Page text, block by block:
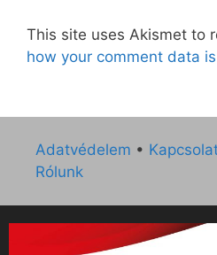
This site uses Akismet to
how your comment data
Adatvédelem •
Rólunk